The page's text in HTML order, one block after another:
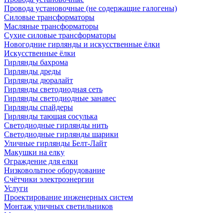
Провода установочные (не содержащие галогены)
Силовые трансформаторы
Масляные трансформаторы
Сухие силовые трансформаторы
Новогодние гирлянды и искусственные ёлки
Искусственные ёлки
Гирлянды бахрома
Гирлянды дреды
Гирлянды дюралайт
Гирлянды светодиодная сеть
Гирлянды светодиодные занавес
Гирлянды спайдеры
Гирлянды тающая сосулька
Светодиодные гирлянды нить
Светодиодные гирлянды шарики
Уличные гирлянды Белт-Лайт
Макушки на елку
Ограждение для елки
Низковольтное оборудование
Счётчики электроэнергии
Услуги
Проектирование инженерных систем
Монтаж уличных светильников